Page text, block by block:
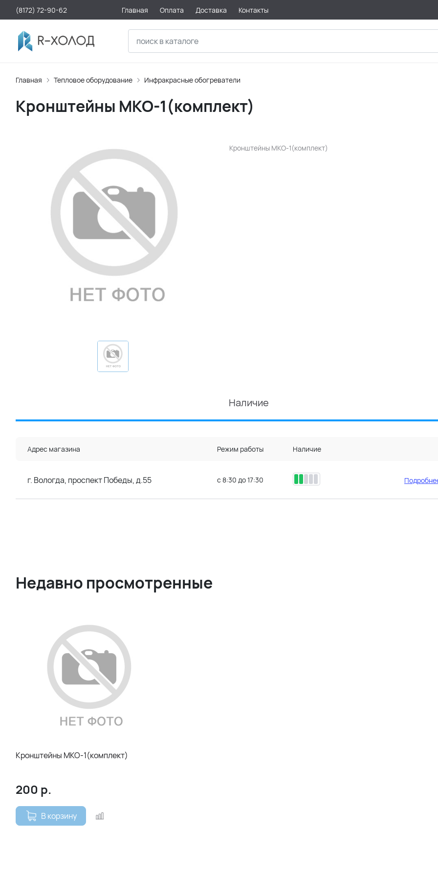
(8172) 72-90-62 Главная Оплата Доставка Контакты
Главная Тепловое оборудование Инфракрасные обогреватели
Кронштейны МКО-1(комплект)
Кронштейны МКО-1(комплект)
Наличие
Адрес магазина Режим работы Наличие
г. Вологда, проспект Победы, д.55 с 8:30 до 17:30
Недавно просмотренные
Кронштейны МКО-1(комплект)
200 р.
В корзину